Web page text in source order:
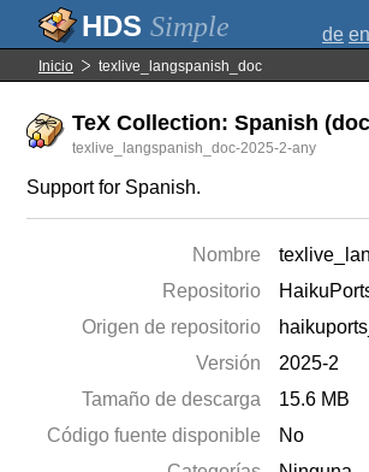
Simple de en
Inicio texlive_langspanish_doc
TeX Collection: Spanish
texlive_langspanish_doc-2025-2-any
Support for Spanish.
Nombre
Repositorio
Origen de repositorio
Versión
2025-2
Tamaño de descarga
15.6 MB
Código fuente disponible
No